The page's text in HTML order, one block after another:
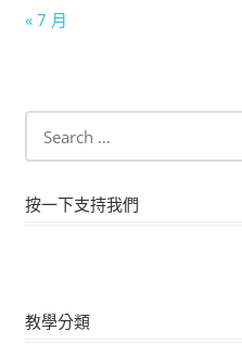
« 7 月
按一下支持我們
教學分類